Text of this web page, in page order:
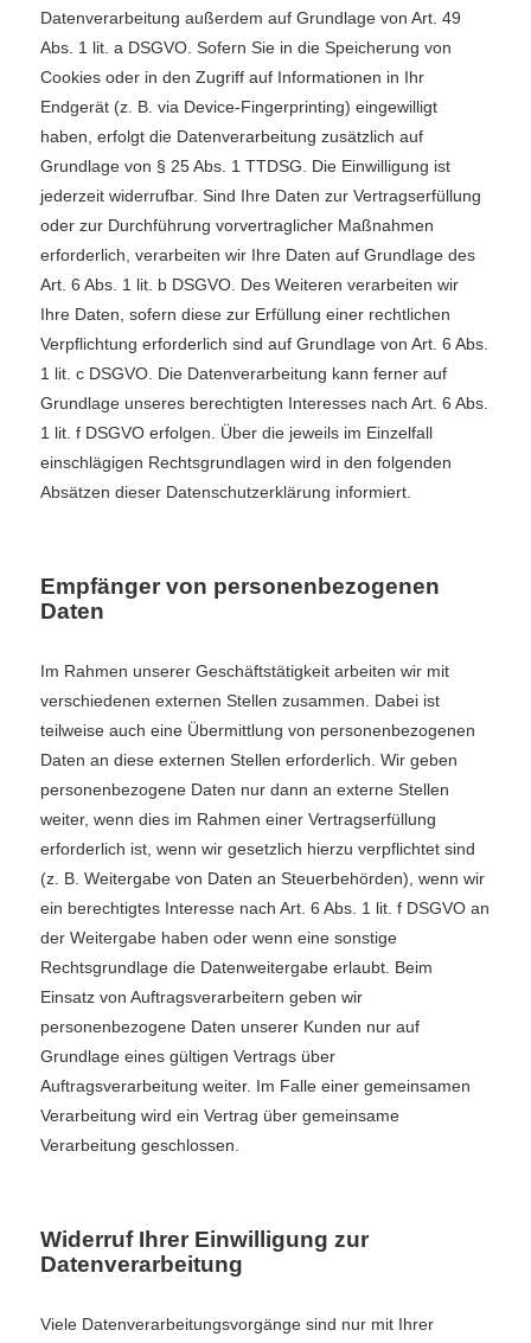
Datenverarbeitung außerdem auf Grundlage von Art. 49
Abs. 1 lit. a DSGVO. Sofern Sie in die Speicherung von
Cookies oder in den Zugriff auf Informationen in Ihr
Endgerät (z. B. via Device-Fingerprinting) eingewilligt
haben, erfolgt die Datenverarbeitung zusätzlich auf
Grundlage von § 25 Abs. 1 TTDSG. Die Einwilligung ist
jederzeit widerrufbar. Sind Ihre Daten zur Vertragserfüllung
oder zur Durchführung vorvertraglicher Maßnahmen
erforderlich, verarbeiten wir Ihre Daten auf Grundlage des
Art. 6 Abs. 1 lit. b DSGVO. Des Weiteren verarbeiten wir
Ihre Daten, sofern diese zur Erfüllung einer rechtlichen
Verpflichtung erforderlich sind auf Grundlage von Art. 6 Abs.
1 lit. c DSGVO. Die Datenverarbeitung kann ferner auf
Grundlage unseres berechtigten Interesses nach Art. 6 Abs.
1 lit. f DSGVO erfolgen. Über die jeweils im Einzelfall
einschlägigen Rechtsgrundlagen wird in den folgenden
Absätzen dieser Datenschutzerklärung informiert.
Empfänger von personenbezogenen
Daten
Im Rahmen unserer Geschäftstätigkeit arbeiten wir mit
verschiedenen externen Stellen zusammen. Dabei ist
teilweise auch eine Übermittlung von personenbezogenen
Daten an diese externen Stellen erforderlich. Wir geben
personenbezogene Daten nur dann an externe Stellen
weiter, wenn dies im Rahmen einer Vertragserfüllung
erforderlich ist, wenn wir gesetzlich hierzu verpflichtet sind
(z. B. Weitergabe von Daten an Steuerbehörden), wenn wir
ein berechtigtes Interesse nach Art. 6 Abs. 1 lit. f DSGVO an
der Weitergabe haben oder wenn eine sonstige
Rechtsgrundlage die Datenweitergabe erlaubt. Beim
Einsatz von Auftragsverarbeitern geben wir
personenbezogene Daten unserer Kunden nur auf
Grundlage eines gültigen Vertrags über
Auftragsverarbeitung weiter. Im Falle einer gemeinsamen
Verarbeitung wird ein Vertrag über gemeinsame
Verarbeitung geschlossen.
Widerruf Ihrer Einwilligung zur
Datenverarbeitung
Viele Datenverarbeitungsvorgänge sind nur mit Ihrer